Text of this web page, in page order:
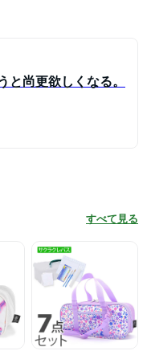
と尚更欲しくなる。
すべて見る